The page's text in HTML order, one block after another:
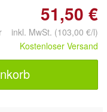
51,50 €
inkl. MwSt. (103,00 €/l)
Kostenloser Versand